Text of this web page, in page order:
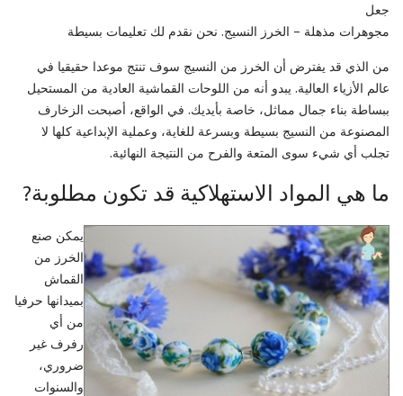
جعل
مجوهرات مذهلة – الخرز النسيج. نحن نقدم لك تعليمات بسيطة
من الذي قد يفترض أن الخرز من النسيج سوف تنتج موعدا حقيقيا في
عالم الأزياء العالية. يبدو أنه من اللوحات القماشية العادية من المستحيل
ببساطة بناء جمال مماثل، خاصة بأيديك. في الواقع، أصبحت الزخارف
المصنوعة من النسيج بسيطة وبسرعة للغاية، وعملية الإبداعية كلها لا
تجلب أي شيء سوى المتعة والفرح من النتيجة النهائية.
ما هي المواد الاستهلاكية قد تكون مطلوبة?
يمكن صنع
الخرز من
القماش
بميدانها حرفيا
من أي
رفرف غير
ضروري،
والسنوات